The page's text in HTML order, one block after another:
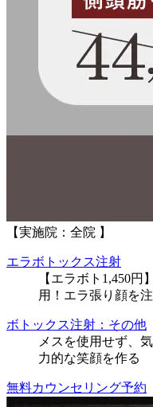
【実施院：全院 】
エラボトックス注射
【エラボト1,450
用！エラ張り顔を
ボトックス注射：その他
メスを使用せず、
力的な笑顔を作る
無料カウンセリング予約